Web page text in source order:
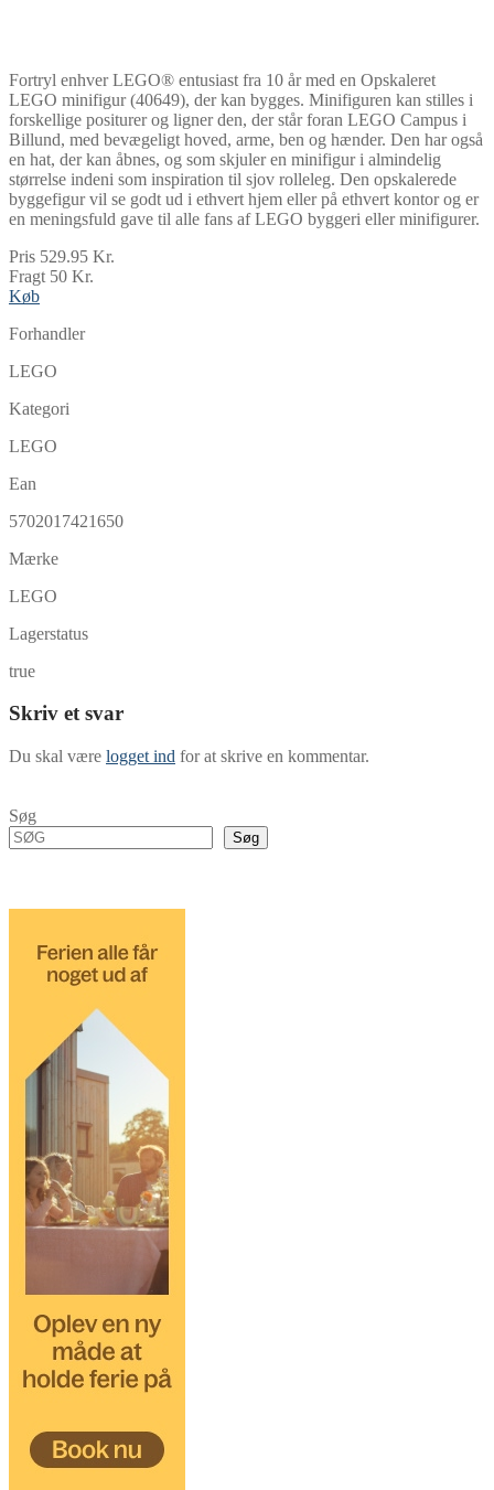
Fortryl enhver LEGO® entusiast fra 10 år med en Opskaleret
LEGO minifigur (40649), der kan bygges. Minifiguren kan stilles i
forskellige positurer og ligner den, der står foran LEGO Campus i
Billund, med bevægeligt hoved, arme, ben og hænder. Den har også
en hat, der kan åbnes, og som skjuler en minifigur i almindelig
størrelse indeni som inspiration til sjov rolleleg. Den opskalerede
byggefigur vil se godt ud i ethvert hjem eller på ethvert kontor og er
en meningsfuld gave til alle fans af LEGO byggeri eller minifigurer.
Pris 529.95 Kr.
Fragt 50 Kr.
Køb
Forhandler
LEGO
Kategori
LEGO
Ean
5702017421650
Mærke
LEGO
Lagerstatus
true
Skriv et svar
Du skal være logget ind for at skrive en kommentar.
Søg
Søg